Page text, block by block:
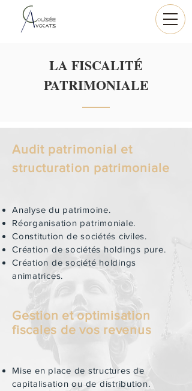
LA FISCALITÉ
PATRIMONIALE
Audit patrimonial et
structuration patrimoniale
Analyse du patrimoine.
Réorganisation patrimoniale.
Constitution de sociétés civiles.
Création de sociétés holdings pure.
Création de société holdings
animatrices.
Gestion et optimisation
fiscales de vos revenus
Mise en place de structures de
capitalisation ou de distribution.